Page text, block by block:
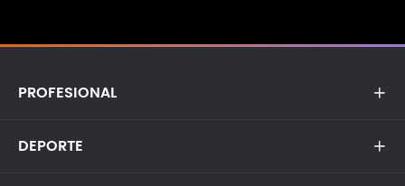
PROFESIONAL 
DEPORTE 